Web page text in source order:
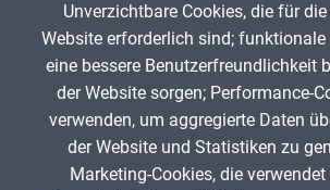
17. April 2026
App melden
Unverzichtbare Cookies, die für
Website erforderlich sind; funktionale
eine bessere Benutzerfreundlichkeit
der Website sorgen; Performance-
verwenden, um aggregierte Daten
der Website und Statistiken zu
Marketing-Cookies, die